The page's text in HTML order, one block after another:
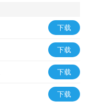
下载
下载
下载
下载